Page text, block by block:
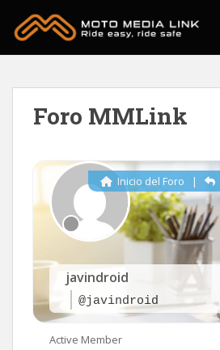
Foro MMLink
javindroid
@javindroid
Inicio del Foro |
Active Member